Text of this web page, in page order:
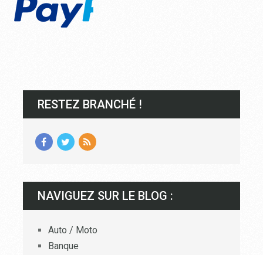
RESTEZ BRANCHÉ !
NAVIGUEZ SUR LE BLOG :
Auto / Moto
Banque